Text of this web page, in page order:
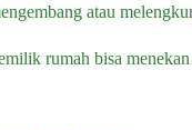
atau
rumah bisa